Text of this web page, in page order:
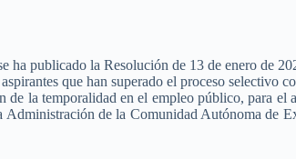
ha publicado la Resolución de 13 de enero de
que han superado el proceso selectivo
de la temporalidad en el empleo público, para el
de la Comunidad Autónoma de